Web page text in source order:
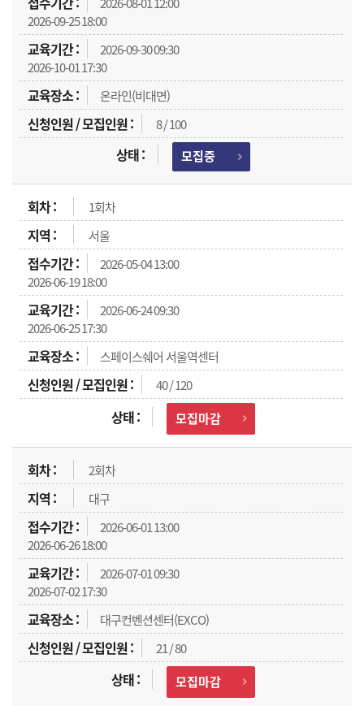
2026-09-25 18:00
2026-09-30 09:30
2026-10-01 17:30
온라인(비대면)
8 / 100
모집중
1회차
서울
2026-05-04 13:00
2026-06-19 18:00
2026-06-24 09:30
2026-06-25 17:30
스페이스쉐어 서울역센터
40 / 120
모집마감
2회차
대구
2026-06-01 13:00
2026-06-26 18:00
2026-07-01 09:30
2026-07-02 17:30
대구컨벤션센터(EXCO)
21 / 80
모집마감